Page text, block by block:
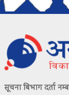
सूचना बिभाग दर्ता